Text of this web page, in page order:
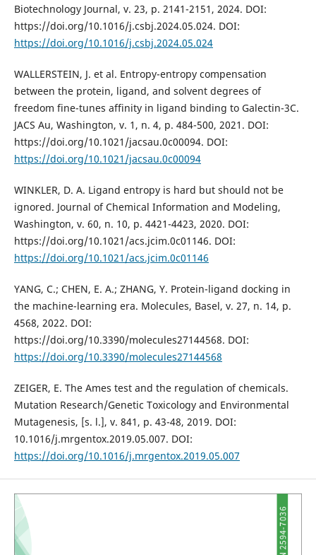
Biotechnology Journal, v. 23, p. 2141-2151, 2024. DOI:
https://doi.org/10.1016/j.csbj.2024.05.024. DOI:
https://doi.org/10.1016/j.csbj.2024.05.024
WALLERSTEIN, J. et al. Entropy-entropy compensation
between the protein, ligand, and solvent degrees of
freedom fine-tunes affinity in ligand binding to Galectin-3C.
JACS Au, Washington, v. 1, n. 4, p. 484-500, 2021. DOI:
https://doi.org/10.1021/jacsau.0c00094. DOI:
https://doi.org/10.1021/jacsau.0c00094
WINKLER, D. A. Ligand entropy is hard but should not be
ignored. Journal of Chemical Information and Modeling,
Washington, v. 60, n. 10, p. 4421-4423, 2020. DOI:
https://doi.org/10.1021/acs.jcim.0c01146. DOI:
https://doi.org/10.1021/acs.jcim.0c01146
YANG, C.; CHEN, E. A.; ZHANG, Y. Protein-ligand docking in
the machine-learning era. Molecules, Basel, v. 27, n. 14, p.
4568, 2022. DOI:
https://doi.org/10.3390/molecules27144568. DOI:
https://doi.org/10.3390/molecules27144568
ZEIGER, E. The Ames test and the regulation of chemicals.
Mutation Research/Genetic Toxicology and Environmental
Mutagenesis, [s. l.], v. 841, p. 43-48, 2019. DOI:
10.1016/j.mrgentox.2019.05.007. DOI:
https://doi.org/10.1016/j.mrgentox.2019.05.007